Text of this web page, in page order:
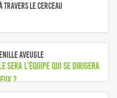
travers le cerceau
aveugle
sera l’équipe qui se dirigera
?